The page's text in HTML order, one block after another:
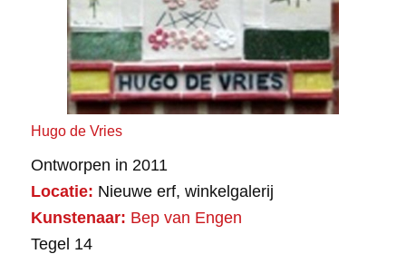
Hugo de Vries
Ontworpen in 2011
Locatie: Nieuwe erf, winkelgalerij
Kunstenaar: Bep van Engen
Tegel 14